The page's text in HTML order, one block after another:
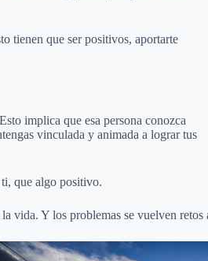
tienen que ser positivos, aportarte
implica que esa persona conozca
vinculada y animada a lograr tus
que algo positivo.
vida. Y los problemas se vuelven